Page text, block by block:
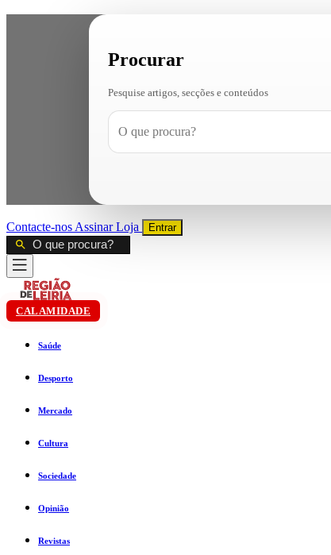
Procurar
Pesquise artigos, secções e conteúdos
Contacte-nos AssinarLoja Entrar
CALAMIDADE
Saúde
Desporto
Mercado
Cultura
Sociedade
Opinião
Revistas